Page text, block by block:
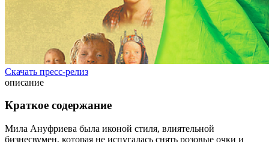
Скачать пресс-релиз
описание
Краткое содержание
Мила Ануфриева была иконой стиля, влиятельной
бизнесвумен, которая не испугалась снять розовые очки и